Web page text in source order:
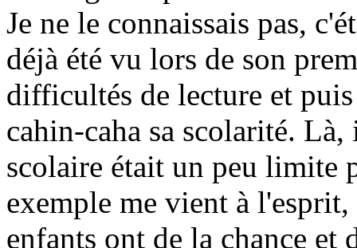
Je ne le connaissais pas,
déjà été vu lors de son
difficultés de lecture et
cahin-caha sa scolarité.
scolaire était un peu limite
exemple me vient à
enfants ont de la chance et